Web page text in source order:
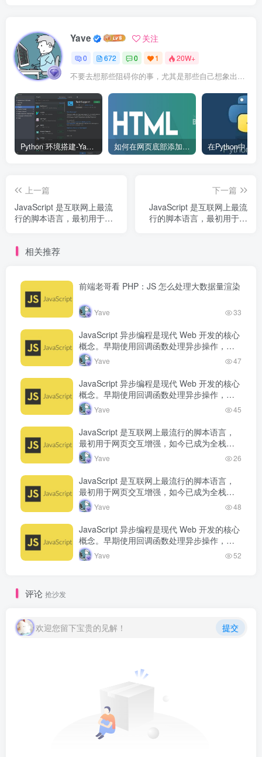
Yave 关注
0 672 0 1 20W+
不要去想那些阻碍你的事，尤其是那些自己想象出来的事
Python 环境搭建-Yave520-专业开发者社区 如何在网页底部添加版权信息？
上一篇
JavaScript 是互联网上最流
行的脚本语言，最初用于网
页面动态效果，到服务端的
下一篇
JavaScript 是互联网上最流
行的脚本语言，最初用于网
相关推荐
前端老哥看 PHP：JS 怎么处理大数据量渲染
Yave 33
JavaScript 异步编程是现代 Web 开发的核心
概念。早期使用回调函数处理异步操作，但
容易产生回调地狱。Promise 的出现改善了
异步代码的可读…
Yave 47
JavaScript 异步编程是现代 Web 开发的核心
概念。早期使用回调函数处理异步操作，但
容易产生回调地狱。Promise 的出现改善了
异步代码的可读…
Yave 45
JavaScript 是互联网上最流行的脚本语言，
最初用于网页交互增强，如今已成为全栈开
发语言。从浏览器端的页面动态效果，到服
务端的 Node.js 运行…
Yave 26
JavaScript 是互联网上最流行的脚本语言，
最初用于网页交互增强，如今已成为全栈开
发语言。从浏览器端的页面动态效果，到服
务端的 Node.js 运行…
Yave 48
JavaScript 异步编程是现代 Web 开发的核心
概念。早期使用回调函数处理异步操作，但
容易产生回调地狱。Promise 的出现改善了
异步代码的可读…
Yave 52
评论 抢沙发
欢迎您留下宝贵的见解！ 提交